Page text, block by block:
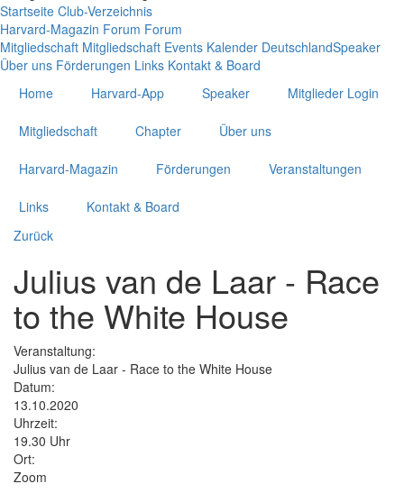
Startseite Club-Verzeichnis
Harvard-Magazin Forum Forum
Mitgliedschaft Mitgliedschaft Events Kalender DeutschlandSpeaker
Über uns Förderungen Links Kontakt & Board
Home
Harvard-App Speaker Mitglieder Login
Mitgliedschaft Chapter Über uns
Harvard-Magazin Förderungen Veranstaltungen
Links
Kontakt & Board
Zurück
Julius van de Laar - Race
to the White House
Veranstaltung:
Julius van de Laar - Race to the White House
Datum:
13.10.2020
Uhrzeit:
19.30 Uhr
Ort:
Zoom